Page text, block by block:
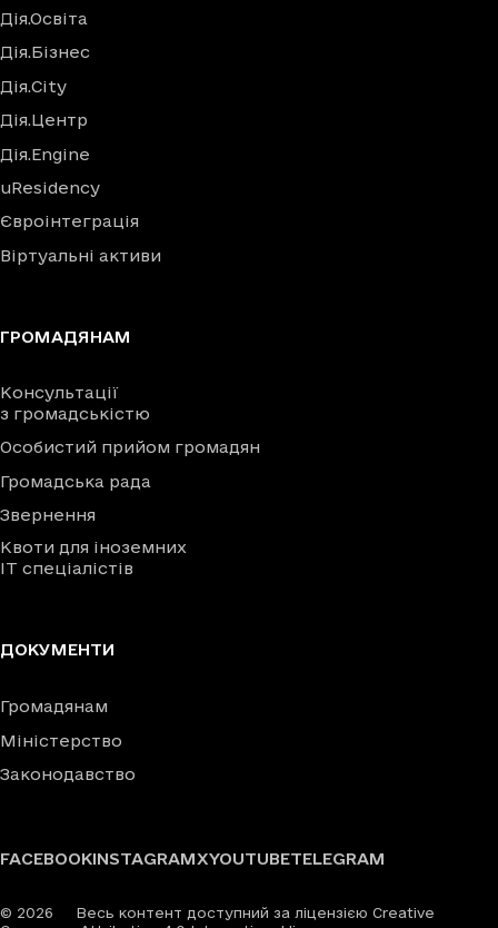
Дія.Освіта
Дія.Бізнес
Дія.City
Дія.Центр
Дія.Engine
uResidency
Євроінтеграція
Віртуальні активи
ГРОМАДЯНАМ
Консультації
з громадськістю
Особистий прийом громадян
Громадська рада
Звернення
Квоти для іноземних
IT спеціалістів
ДОКУМЕНТИ
Громадянам
Міністерство
Законодавство
FACEBOOKINSTAGRAMXYOUTUBETELEGRAM
© 2026
Весь контент доступний за ліцензією Creative